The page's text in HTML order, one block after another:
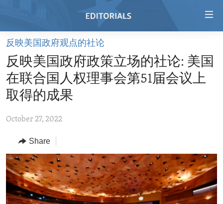
Skip
main
content
Skip
to
main
to
Search
HOME
VIDEO
RADIO
AFRICA
AMERICAS
ASIA
EUROPE
MIDDLE EAST
TOPICS
HUMAN RIGHTS
SECURITY AND DEFENSE
AID AND DEVELOPMENT
DEMOCRACY AND GOVERNANCE
ARCHIVE
ABOUT US
FOLLOW US
反映美国政府观点的社论
反映美国政府政策立场的社论: 美国
在联合国人权理事会第51届会议上
取得的成果
October 27, 2022
Share